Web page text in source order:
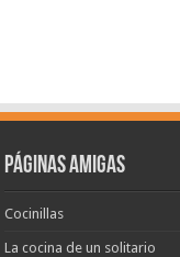
Páginas amigas
Cocinillas
La cocina de un solitario